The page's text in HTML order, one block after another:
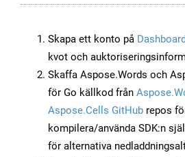
Skapa ett konto på
kvot och
Skaffa Aspose.Words och
för Go källkod från
Aspose.Cells GitHub repos
kompilera/använda SDK:n
för alternativa